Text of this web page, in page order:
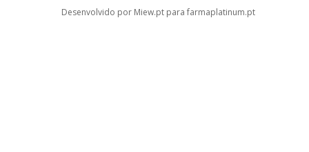
Desenvolvido por Miew.pt para farmaplatinum.pt